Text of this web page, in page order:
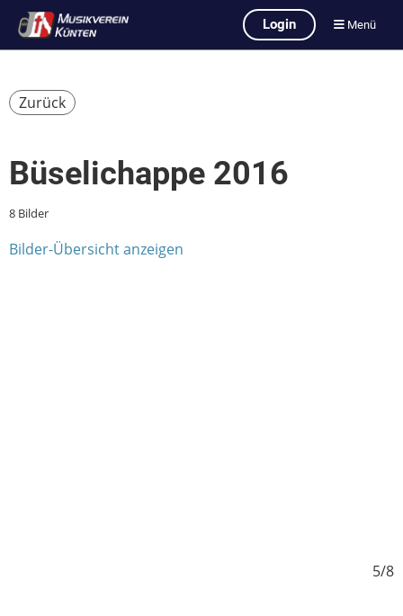
Login Menü
Zurück
Büselichappe 2016
8 Bilder
Bilder-Übersicht anzeigen
5/8